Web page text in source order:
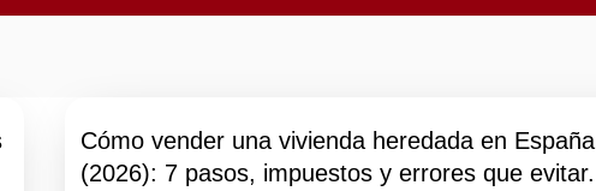
Cómo vender una vivienda heredada en España
(2026): 7 pasos, impuestos y errores que evitar.